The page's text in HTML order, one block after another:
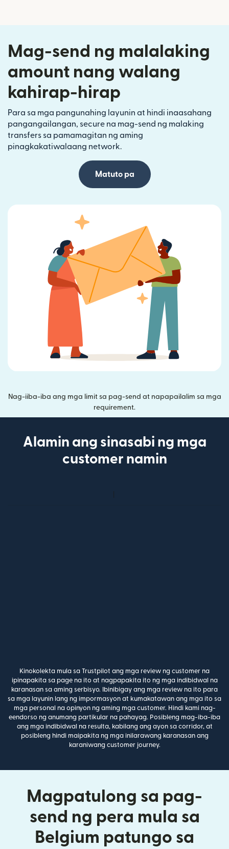
Mag-send ng malalaking
amount nang walang
kahirap-hirap
Para sa mga pangunahing layunin at hindi inaasahang
pangangailangan, secure na mag-send ng malaking
transfers sa pamamagitan ng aming
pinagkakatiwalaang network.
Matuto pa
Nag-iiba-iba ang mga limit sa pag-send at napapailalim sa mga
requirement.
Alamin ang sinasabi ng mga
customer namin
Kinokolekta mula sa Trustpilot ang mga review ng customer na
ipinapakita sa page na ito at nagpapakita ito ng mga indibidwal na
karanasan sa aming serbisyo. Ibinibigay ang mga review na ito para
sa mga layunin lang ng impormasyon at kumakatawan ang mga ito sa
mga personal na opinyon ng aming mga customer. Hindi kami nag-
eendorso ng anumang partikular na pahayag. Posibleng mag-iba-iba
ang mga indibidwal na resulta, kabilang ang ayon sa corridor, at
posibleng hindi maipakita ng mga inilarawang karanasan ang
karaniwang customer journey.
Magpatulong sa pag-
send ng pera mula sa
Belgium patungo sa